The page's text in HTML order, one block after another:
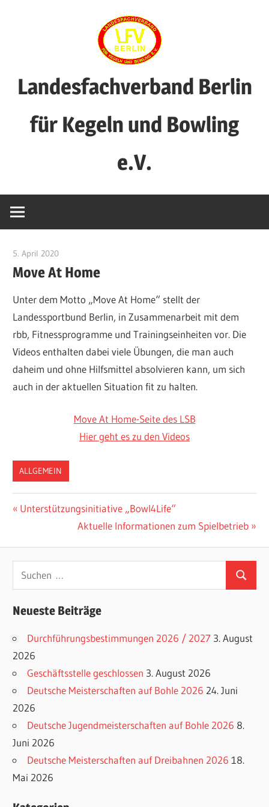
Landesfachverband Berlin
für Kegeln und Bowling
e.V.
5. April 2020
Move At Home
Unter dem Motto „Move At Home“ stellt der
Landessportbund Berlin, in Zusammenarbeit mit dem
rbb, Fitnessprogramme und Trainingseinheiten vor. Die
Videos enthalten dabei viele Übungen, die man auch
daheim und ohne Hilfsmittel absolvieren kann, um sich
auch in der aktuellen Situation fit zu halten.
Move At Home-Seite des LSB
Hier geht es zu den Videos
ALLGEMEIN
Beitragsnavigation
Vorheriger
Unterstützungsinitiative „Bowl4Life“
Nächster
Aktuelle Informationen zum Spielbetrieb
Suchen
nach:
Suchen
Neueste Beiträge
Durchführungsbestimmungen 2026 / 2027 3. August
2026
Geschäftsstelle geschlossen 3. August 2026
Deutsche Meisterschaften auf Bohle 2026 24. Juni
2026
Deutsche Jugendmeisterschaften auf Bohle 2026 8.
Juni 2026
Deutsche Meisterschaften auf Dreibahnen 2026 18.
Mai 2026